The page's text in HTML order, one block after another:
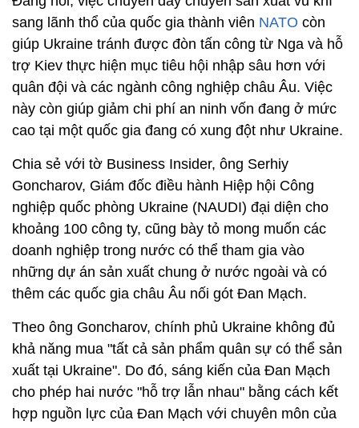
sang lãnh thổ của quốc gia thành viên NATO còn
giúp Ukraine tránh được đòn tấn công từ Nga và hỗ
trợ Kiev thực hiện mục tiêu hội nhập sâu hơn với
quân đội và các ngành công nghiệp châu Âu. Việc
này còn giúp giảm chi phí an ninh vốn đang ở mức
cao tại một quốc gia đang có xung đột như Ukraine.
Chia sẻ với tờ Business Insider, ông Serhiy
Goncharov, Giám đốc điều hành Hiệp hội Công
nghiệp quốc phòng Ukraine (NAUDI) đại diện cho
khoảng 100 công ty, cũng bày tỏ mong muốn các
doanh nghiệp trong nước có thể tham gia vào
những dự án sản xuất chung ở nước ngoài và có
thêm các quốc gia châu Âu nối gót Đan Mạch.
Theo ông Goncharov, chính phủ Ukraine không đủ
khả năng mua "tất cả sản phẩm quân sự có thể sản
xuất tại Ukraine". Do đó, sáng kiến của Đan Mạch
cho phép hai nước "hỗ trợ lẫn nhau" bằng cách kết
hợp nguồn lực của Đan Mạch với chuyên môn của